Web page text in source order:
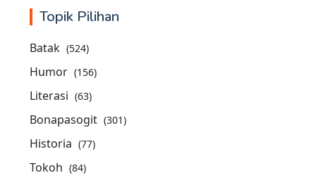
Topik Pilihan
Batak (524)
Humor (156)
Literasi (63)
Bonapasogit (301)
Historia (77)
Tokoh (84)